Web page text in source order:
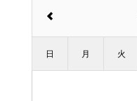
日 月 火